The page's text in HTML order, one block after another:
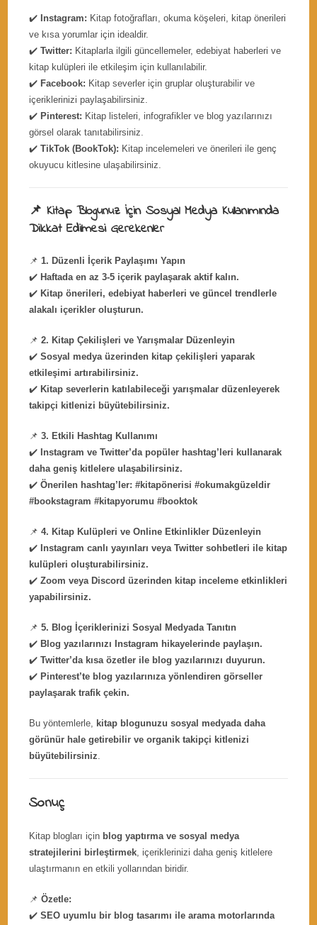
✔️ Instagram: Kitap fotoğrafları, okuma köşeleri, kitap önerileri
ve kısa yorumlar için idealdir.
✔️Twitter: Kitaplarla ilgili güncellemeler, edebiyat haberleri ve
kitap kulüpleri ile etkileşim için kullanılabilir.
✔️ Facebook: Kitap severler için gruplar oluşturabilir ve
içeriklerinizi paylaşabilirsiniz.
✔️ Pinterest: Kitap listeleri, infografikler ve blog yazılarınızı
görsel olarak tanıtabilirsiniz.
✔️TikTok (BookTok): Kitap incelemeleri ve önerileri ile genç
okuyucu kitlesine ulaşabilirsiniz.
📌 Kitap Blogunuz İçin Sosyal Medya Kullanımında
Dikkat Edilmesi Gerekenler
📌 1. Düzenli İçerik Paylaşımı Yapın
✔️ Haftada en az 3-5 içerik paylaşarak aktif kalın.
✔️ Kitap önerileri, edebiyat haberleri ve güncel trendlerle
alakalı içerikler oluşturun.
📌2. Kitap Çekilişleri ve Yarışmalar Düzenleyin
✔️Sosyal medya üzerinden kitap çekilişleri yaparak
etkileşimi artırabilirsiniz.
✔️ Kitap severlerin katılabileceği yarışmalar düzenleyerek
takipçi kitlenizi büyütebilirsiniz.
📌3. Etkili Hashtag Kullanımı
✔️ Instagram ve Twitter’da popüler hashtag’leri kullanarak
daha geniş kitlelere ulaşabilirsiniz.
✔️Önerilen hashtag’ler: #kitapönerisi #okumakgüzeldir
#bookstagram #kitapyorumu #booktok
📌4. Kitap Kulüpleri ve Online Etkinlikler Düzenleyin
✔️ Instagram canlı yayınları veya Twitter sohbetleri ile kitap
kulüpleri oluşturabilirsiniz.
✔️Zoom veya Discord üzerinden kitap inceleme etkinlikleri
yapabilirsiniz.
📌5. Blog İçeriklerinizi Sosyal Medyada Tanıtın
✔️ Blog yazılarınızı Instagram hikayelerinde paylaşın.
✔️Twitter’da kısa özetler ile blog yazılarınızı duyurun.
✔️ Pinterest’te blog yazılarınıza yönlendiren görseller
paylaşarak trafik çekin.
Bu yöntemlerle,
kitap blogunuzu sosyal medyada daha
görünür hale getirebilir ve organik takipçi kitlenizi
büyütebilirsiniz
Sonuç
Kitap blogları için blog yaptırma ve sosyal medya
stratejilerini birleştirmek , içeriklerinizi daha geniş kitlelere
ulaştırmanın en etkili yollarından biridir.
📌Özetle:
✔️SEO uyumlu bir blog tasarımı ile arama motorlarında